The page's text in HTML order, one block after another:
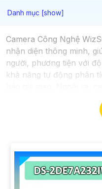
Camera Công Nghệ
nhận diện thông minh,
người, phương tiện với
khả năng tự động phân
nét trong điều kiện ánh
Starlight và các tính
giám sát và bảo vệ an